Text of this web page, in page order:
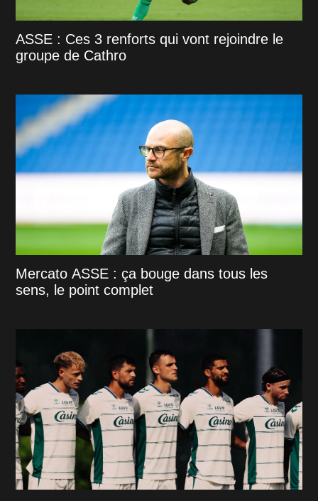
ASSE : Ces 3 renforts qui vont rejoindre le
groupe de Cathro
Mercato ASSE : ça bouge dans tous les
sens, le point complet